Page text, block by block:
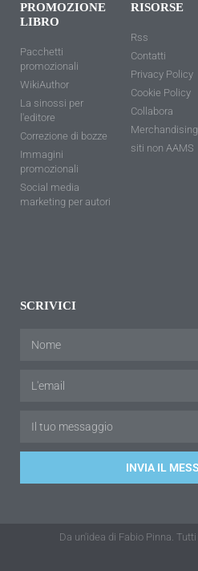
PROMOZIONE
LIBRO
Pacchetti
promozionali
WikiAuthor
La sinossi per
l'editore
Correzione di bozze
Immagini
promozionali
Social media
marketing per autori
RISORSE
Rss
Contatti
Privacy Policy
Cookie Policy
Collabora
Merchandising
siti non AAMS
SCRIVICI
INVIA IL
Da un'idea di Fabio Pinna.